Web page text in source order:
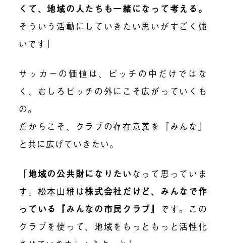
くて、地域の人たちも一緒になって考える。
そういう活動にしていきたい思いがすごく強
いです」
サッカーの価値は、ピッチの中だけではな
く、むしろピッチの外にこそ広がっていくも
の。
だからこそ、クラブの存在意義を『みんな』
と共に広げていきたい。
「地域の公共財になりたい なって思っていま
す。松本山雅は株式会社だけど、みんなで作
っている『みんなの市民クラブ』 です。この
クラブを使って、地域をもっともっと活性化